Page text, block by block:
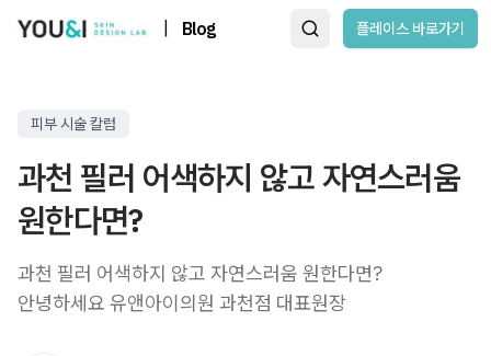
Blog 플레이스 바로가기
피부 시술 칼럼
과천 필러 어색하지 않고 자연스러움
원한다면?
과천 필러 어색하지 않고 자연스러움 원한다면? ​
안녕하세요 유앤아이의원 과천점 대표원장